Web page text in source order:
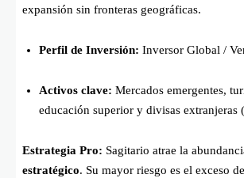
expansión sin fronteras geográficas.
Perfil de Inversión: Inversor Global /
Activos clave: Mercados emergentes,
educación superior y divisas extranjeras
Estrategia Pro: Sagitario atrae la
estratégico. Su mayor riesgo es el exceso